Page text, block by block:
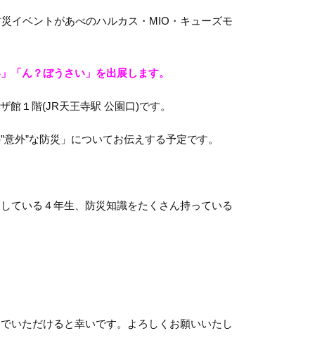
イベントがあべのハルカス・MIO・キューズモ
「ん？ぼうさい」を出展します。
１階(JR天王寺駅 公園口)です。
”な防災」についてお伝えする予定です。
ている４年生、防災知識をたくさん持っている
ただけると幸いです。よろしくお願いいたし